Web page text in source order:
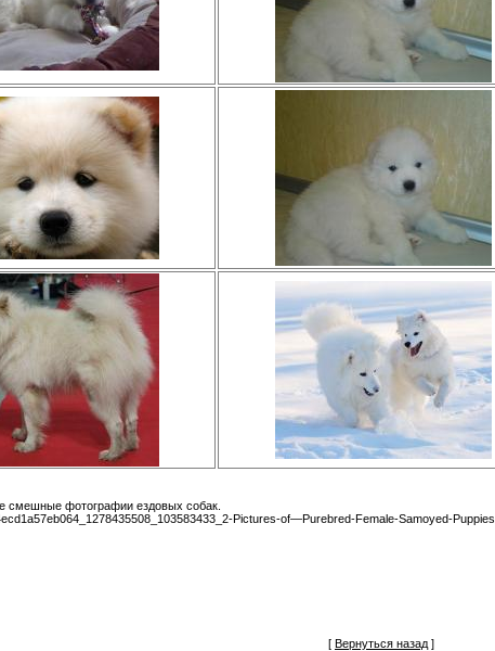
смешные фотографии ездовых собак.
Pictures-of—Purebred-Female-Samoyed-
[ Вернуться назад ]